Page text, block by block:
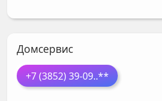
Домсервис
+7 (3852) 39-09..**